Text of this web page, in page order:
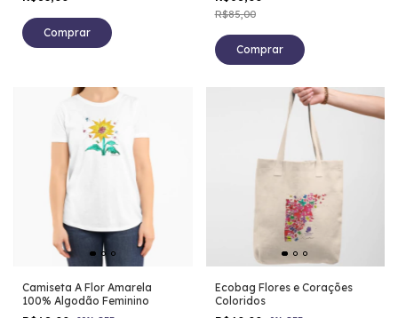
Comprar
R$85,00
Comprar
Camiseta A Flor Amarela
100% Algodão Feminino
Ecobag Flores e Corações
Coloridos